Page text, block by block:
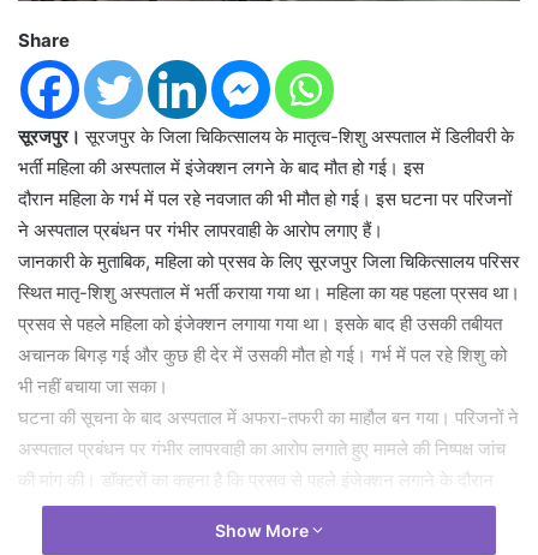
Share
सूरजपुर। सूरजपुर के जिला चिकित्सालय के मातृत्व-शिशु अस्पताल में डिलीवरी के
भर्ती महिला की अस्पताल में इंजेक्शन लगने के बाद मौत हो गई। इस
दौरान महिला के गर्भ में पल रहे नवजात की भी मौत हो गई। इस घटना पर परिजनों
ने अस्पताल प्रबंधन पर गंभीर लापरवाही के आरोप लगाए हैं।
जानकारी के मुताबिक, महिला को प्रसव के लिए सूरजपुर जिला चिकित्सालय परिसर
स्थित मातृ-शिशु अस्पताल में भर्ती कराया गया था। महिला का यह पहला प्रसव था।
प्रसव से पहले महिला को इंजेक्शन लगाया गया था। इसके बाद ही उसकी तबीयत
अचानक बिगड़ गई और कुछ ही देर में उसकी मौत हो गई। गर्भ में पल रहे शिशु को
भी नहीं बचाया जा सका।
घटना की सूचना के बाद अस्पताल में अफरा-तफरी का माहौल बन गया। परिजनों ने
अस्पताल प्रबंधन पर गंभीर लापरवाही का आरोप लगाते हुए मामले की निष्पक्ष जांच
की मांग की। डॉक्टरों का कहना है कि प्रसव से पहले इंजेक्शन लगाने के दौरान
महिला को उल्टी हुई, जो श्वास नली में फंस गई। इससे सांस लेने की समस्या
उत्पन्न हुई और स्थिति तेजी से बिगड़ने के कारण उसकी मौत हो गई।
Show More